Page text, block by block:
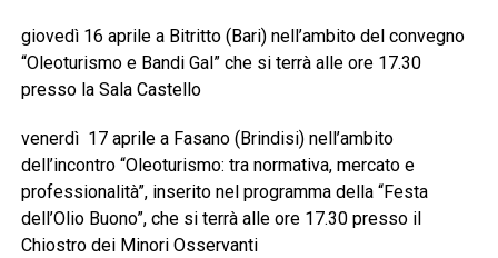
giovedì 16 aprile a Bitritto (Bari) nell’ambito del convegno
“Oleoturismo e Bandi Gal” che si terrà alle ore 17.30
presso la Sala Castello
venerdì 17 aprile a Fasano (Brindisi) nell’ambito
dell’incontro “Oleoturismo: tra normativa, mercato e
professionalità”, inserito nel programma della “Festa
dell’Olio Buono”, che si terrà alle ore 17.30 presso il
Chiostro dei Minori Osservanti